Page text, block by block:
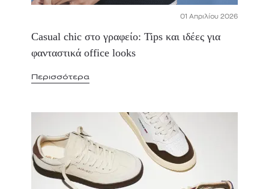
01 Απριλίου 2026
Casual chic στο γραφείο: Tips και ιδέες για
φανταστικά office looks
Περισσότερα